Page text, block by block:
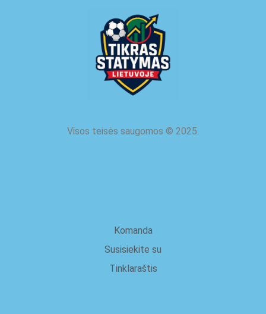
Visos teisės saugomos © 2025.
Komanda
Susisiekite su
Tinklaraštis